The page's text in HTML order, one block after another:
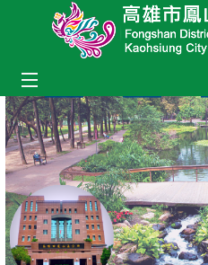
跳到主要內容區塊